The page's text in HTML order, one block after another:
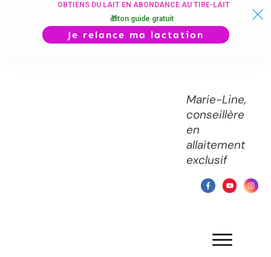
Marie-Line,
conseillère
en
allaitement
exclusif
OBTIENS DU LAIT EN ABONDANCE AU TIRE-LAIT
🎁ton guide gratuit
Je relance ma lactation